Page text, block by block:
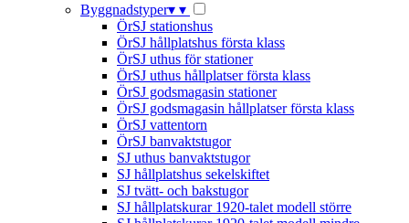
Byggnadstyper▾ ▾
ÖrSJ stationshus
ÖrSJ hållplatshus första klass
ÖrSJ uthus för stationer
ÖrSJ uthus hållplatser första klass
ÖrSJ godsmagasin stationer
ÖrSJ godsmagasin hållplatser första klass
ÖrSJ vattentorn
ÖrSJ banvaktstugor
SJ uthus banvaktstugor
SJ hållplatshus sekelskiftet
SJ tvätt- och bakstugor
SJ hållplatskurar 1920-talet modell större